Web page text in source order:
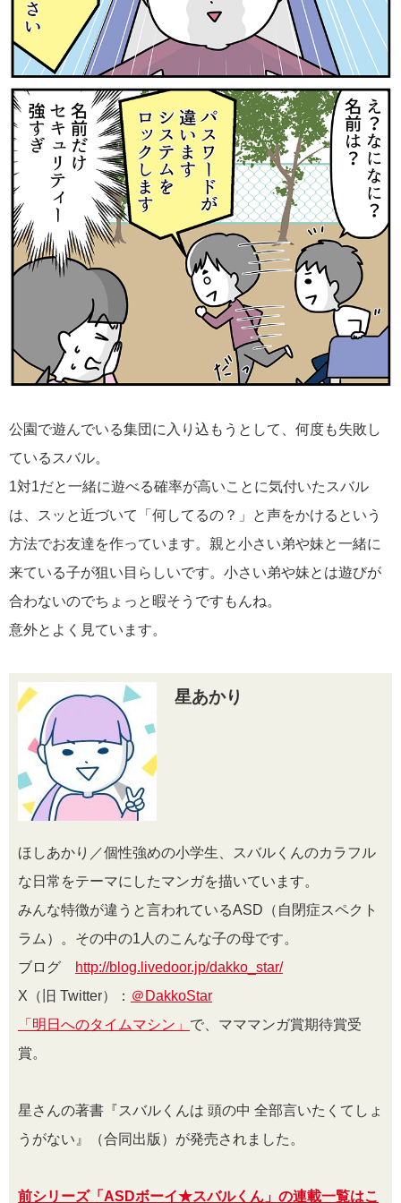
公園で遊んでいる集団に入り込もうとして、何度も失敗し
ているスバル。
1対1だと一緒に遊べる確率が高いことに気付いたスバル
は、スッと近づいて「何してるの？」と声をかけるという
方法でお友達を作っています。親と小さい弟や妹と一緒に
来ている子が狙い目らしいです。小さい弟や妹とは遊びが
合わないのでちょっと暇そうですもんね。
意外とよく見ています。
星あかり
ほしあかり／個性強めの小学生、スバルくんのカラフル
な日常をテーマにしたマンガを描いています。
みんな特徴が違うと言われているASD（自閉症スペクト
ラム）。その中の1人のこんな子の母です。
ブログ
http://blog.livedoor.jp/dakko_star/
X（旧 Twitter）： ＠DakkoStar
「明日へのタイムマシン」 で、マママンガ賞期待賞受
賞。
星さんの著書『スバルくんは 頭の中 全部言いたくてしょ
うがない』（合同出版）が発売されました。
前シリーズ「ASDボーイ★スバルくん」の連載一覧はこ